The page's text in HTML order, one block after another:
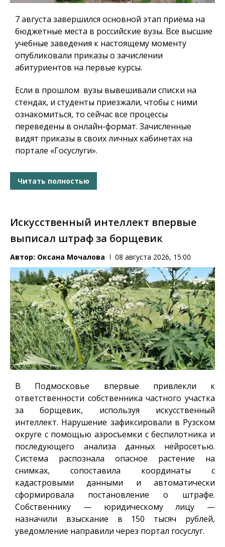
7 августа завершился основной этап приёма на
бюджетные места в российские вузы. Все высшие
учебные заведения к настоящему моменту
опубликовали приказы о зачислении
абитуриентов на первые курсы.
Если в прошлом вузы вывешивали списки на
стендах, и студенты приезжали, чтобы с ними
ознакомиться, то сейчас все процессы
переведены в онлайн-формат. Зачисленные
видят приказы в своих личных кабинетах на
портале «Госуслуги».
Читать полностью
Искусственный интеллект впервые
выписал штраф за борщевик
Автор: Оксана Мочалова 08 августа 2026, 15:00
В Подмосковье впервые привлекли к
ответственности собственника частного участка
за борщевик, используя искусственный
интеллект. Нарушение зафиксировали в Рузском
округе с помощью аэросъемки с беспилотника и
последующего анализа данных нейросетью.
Система распознала опасное растение на
снимках, сопоставила координаты с
кадастровыми данными и автоматически
сформировала постановление о штрафе.
Собственнику — юридическому лицу —
назначили взыскание в 150 тысяч рублей,
уведомление направили через портал госуслуг.